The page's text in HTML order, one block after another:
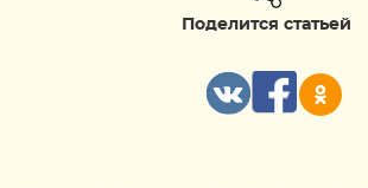
Поделится статьей